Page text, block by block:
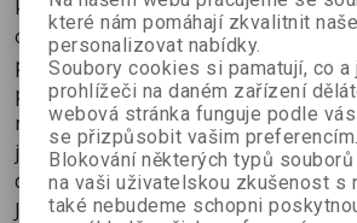
knihy, Danny Dover, vám pomůže
optimalizace pro vyhledávače z
poradí vám, jak vybrat ty správné
problémů souvisejících se SEO,
nepříjemných penalizací
jak využívat alternativní vyhledávací
dalšího. Na českém vydání této
Jaroslav Vidim a Pavel Ungr z
které nám pomáhají zkvalitnit
personalizovat nabídky.
Soubory cookies si pamatují, co a
prohlížeči na daném zařízení
webová stránka funguje podle
se přizpůsobit vašim preferencím.
Blokování některých typů
na vaši uživatelskou zkušenost s
také nebudeme schopni